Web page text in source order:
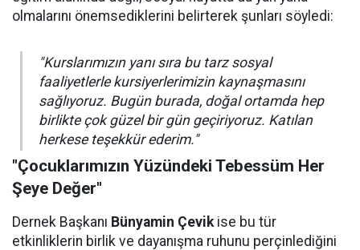
olmalarını önemsediklerini belirterek şunları söyledi:
"Kurslarımızın yanı sıra bu tarz sosyal
faaliyetlerle kursiyerlerimizin kaynaşmasını
sağlıyoruz. Bugün burada, doğal ortamda hep
birlikte çok güzel bir gün geçiriyoruz. Katılan
herkese teşekkür ederim."
"Çocuklarımızın Yüzündeki Tebessüm Her
Şeye Değer"
Dernek Başkanı Bünyamin Çevikise bu tür
etkinliklerin birlik ve dayanışma ruhunu perçinlediğini